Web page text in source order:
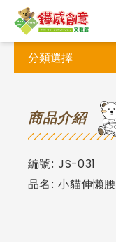
分類選擇
商品介紹
編號: JS-031
品名: 小貓伸懶腰